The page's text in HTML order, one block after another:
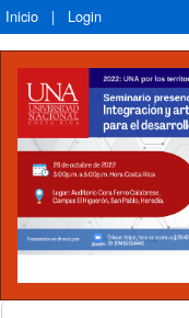
Inicio | Login